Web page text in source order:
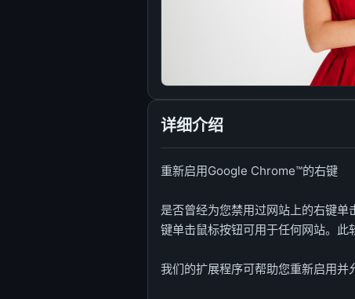
详细介绍
重新启用Google Chrome™的右键
是否曾经为您禁用过网站上的右键
键单击鼠标按钮可用于任何网站。此
我们的扩展程序可帮助您重新启用并